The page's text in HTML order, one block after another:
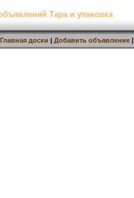
Тара и упаковка
Главная доски | Добавить объявление |